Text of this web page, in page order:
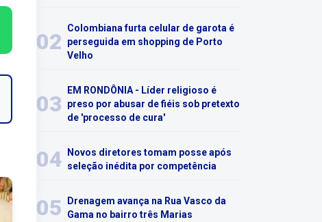
02
Colombiana furta celular de garota é
perseguida em shopping de Porto
Velho
03
EM RONDÔNIA - Líder religioso é
preso por abusar de fiéis sob pretexto
de 'processo de cura'
04
Novos diretores tomam posse após
seleção inédita por competência
05
Drenagem avança na Rua Vasco da
Gama no bairro três Marias